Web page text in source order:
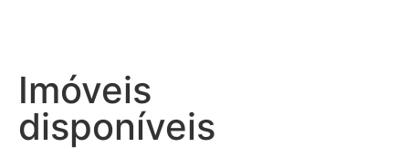
Imóveis
disponíveis